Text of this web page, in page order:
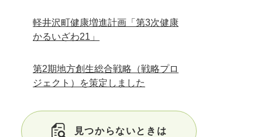
軽井沢町健康増進計画「第3次健康
かるいざわ21」
第2期地方創生総合戦略（戦略プロ
ジェクト）を策定しました
見つからないときは